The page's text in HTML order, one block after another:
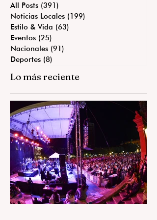
All Posts (391)
Noticias Locales (199)
Estilo & Vida (63)
Eventos (25)
Nacionales (91)
Deportes (8)
Lo más reciente